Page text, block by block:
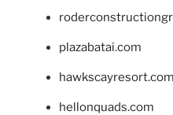
plazabatai.com
hawkscayresort.com
hellonquads.com